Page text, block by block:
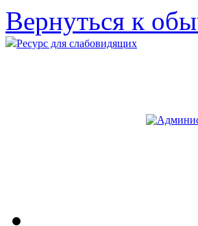
Вернуться к
Ресурс для слабовидящих